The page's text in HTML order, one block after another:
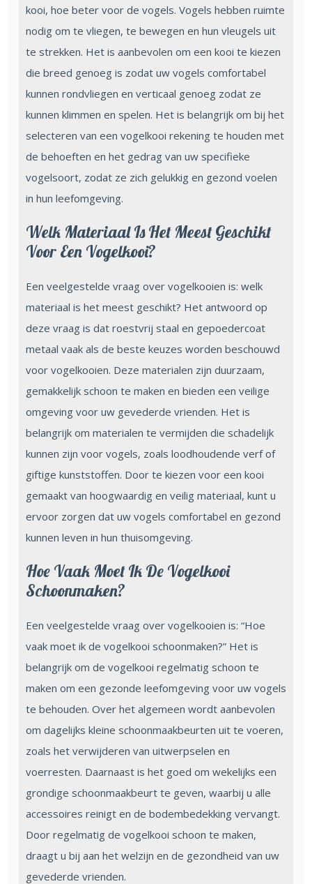
kooi, hoe beter voor de vogels. Vogels hebben ruimte
nodig om te vliegen, te bewegen en hun vleugels uit
te strekken. Het is aanbevolen om een kooi te kiezen
die breed genoeg is zodat uw vogels comfortabel
kunnen rondvliegen en verticaal genoeg zodat ze
kunnen klimmen en spelen. Het is belangrijk om bij het
selecteren van een vogelkooi rekening te houden met
de behoeften en het gedrag van uw specifieke
vogelsoort, zodat ze zich gelukkig en gezond voelen
in hun leefomgeving.
Welk Materiaal Is Het Meest Geschikt
Voor Een Vogelkooi?
Een veelgestelde vraag over vogelkooien is: welk
materiaal is het meest geschikt? Het antwoord op
deze vraag is dat roestvrij staal en gepoedercoat
metaal vaak als de beste keuzes worden beschouwd
voor vogelkooien. Deze materialen zijn duurzaam,
gemakkelijk schoon te maken en bieden een veilige
omgeving voor uw gevederde vrienden. Het is
belangrijk om materialen te vermijden die schadelijk
kunnen zijn voor vogels, zoals loodhoudende verf of
giftige kunststoffen. Door te kiezen voor een kooi
gemaakt van hoogwaardig en veilig materiaal, kunt u
ervoor zorgen dat uw vogels comfortabel en gezond
kunnen leven in hun thuisomgeving.
Hoe Vaak Moet Ik De Vogelkooi
Schoonmaken?
Een veelgestelde vraag over vogelkooien is: “Hoe
vaak moet ik de vogelkooi schoonmaken?” Het is
belangrijk om de vogelkooi regelmatig schoon te
maken om een gezonde leefomgeving voor uw vogels
te behouden. Over het algemeen wordt aanbevolen
om dagelijks kleine schoonmaakbeurten uit te voeren,
zoals het verwijderen van uitwerpselen en
voerresten. Daarnaast is het goed om wekelijks een
grondige schoonmaakbeurt te geven, waarbij u alle
accessoires reinigt en de bodembedekking vervangt.
Door regelmatig de vogelkooi schoon te maken,
draagt u bij aan het welzijn en de gezondheid van uw
gevederde vrienden.